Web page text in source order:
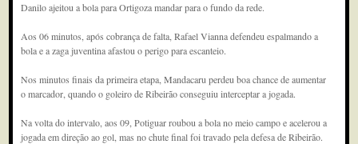
Danilo ajeitou a bola para Ortigoza mandar para o fundo da rede.
Aos 06 minutos, após cobrança de falta, Rafael Vianna defendeu espalmando a
bola e a zaga juventina afastou o perigo para escanteio.
Nos minutos finais da primeira etapa, Mandacaru perdeu boa chance de aumentar
o marcador, quando o goleiro de Ribeirão conseguiu interceptar a jogada.
Na volta do intervalo, aos 09, Potiguar roubou a bola no meio campo e acelerou a
jogada em direção ao gol, mas no chute final foi travado pela defesa de Ribeirão.